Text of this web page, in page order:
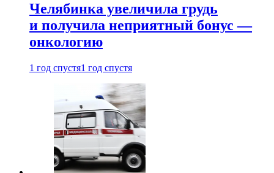
Челябинка увеличила грудь
и получила неприятный бонус —
онкологию
1 год спустя1 год спустя